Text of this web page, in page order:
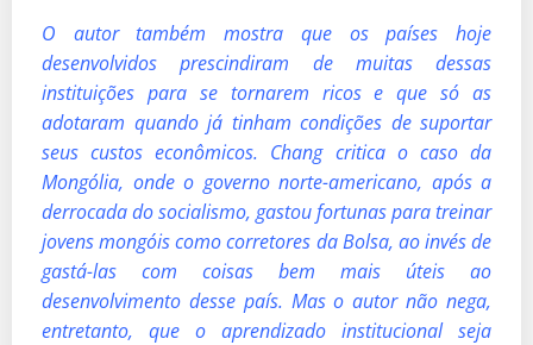
O autor também mostra que os países hoje
desenvolvidos prescindiram de muitas dessas
instituições para se tornarem ricos e que só as
adotaram quando já tinham condições de suportar
seus custos econômicos. Chang critica o caso da
Mongólia, onde o governo norte-americano, após a
derrocada do socialismo, gastou fortunas para treinar
jovens mongóis como corretores da Bolsa, ao invés de
gastá-las com coisas bem mais úteis ao
desenvolvimento desse país. Mas o autor não nega,
entretanto, que o aprendizado institucional seja